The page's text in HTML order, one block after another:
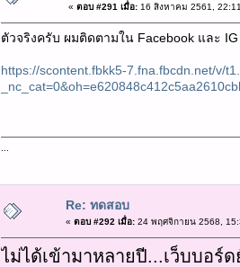
« ตอบ #291 เมื่อ:16 สิงหาคม 2561,
ตัวจริงครับ ผมติดตามใน Facebook และ
https://scontent.fbkk5-7.fna.fbcdn.net/v/
Re: ทดสอบ
« ตอบ #292 เมื่อ:24 พฤศจิกายน 2568,
ไม่ได้เข้ามาหลายปี...เว็บบอร์